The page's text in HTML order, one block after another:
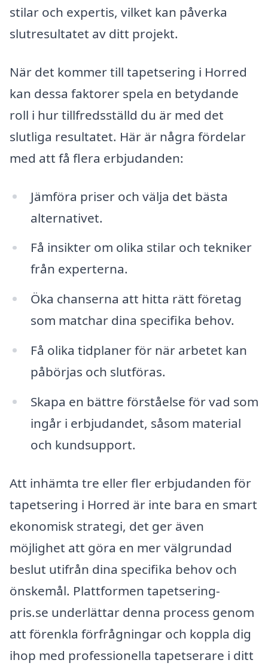
stilar och expertis, vilket kan påverka
slutresultatet av ditt projekt.
När det kommer till tapetsering i Horred
kan dessa faktorer spela en betydande
roll i hur tillfredsställd du är med det
slutliga resultatet. Här är några fördelar
med att få flera erbjudanden:
Jämföra priser och välja det bästa
alternativet.
Få insikter om olika stilar och tekniker
från experterna.
Öka chanserna att hitta rätt företag
som matchar dina specifika behov.
Få olika tidplaner för när arbetet kan
påbörjas och slutföras.
Skapa en bättre förståelse för vad som
ingår i erbjudandet, såsom material
och kundsupport.
Att inhämta tre eller fler erbjudanden för
tapetsering i Horred är inte bara en smart
ekonomisk strategi, det ger även
möjlighet att göra en mer välgrundad
beslut utifrån dina specifika behov och
önskemål. Plattformen tapetsering-
pris.se underlättar denna process genom
att förenkla förfrågningar och koppla dig
ihop med professionella tapetserare i ditt